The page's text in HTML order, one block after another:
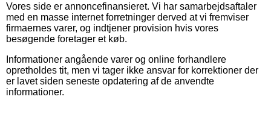
Vores side er annoncefinansieret. Vi har samarbejdsaftaler
med en masse internet forretninger derved at vi fremviser
firmaernes varer, og indtjener provision hvis vores
besøgende foretager et køb.
Informationer angående varer og online forhandlere
opretholdes tit, men vi tager ikke ansvar for korrektioner der
er lavet siden seneste opdatering af de anvendte
informationer.